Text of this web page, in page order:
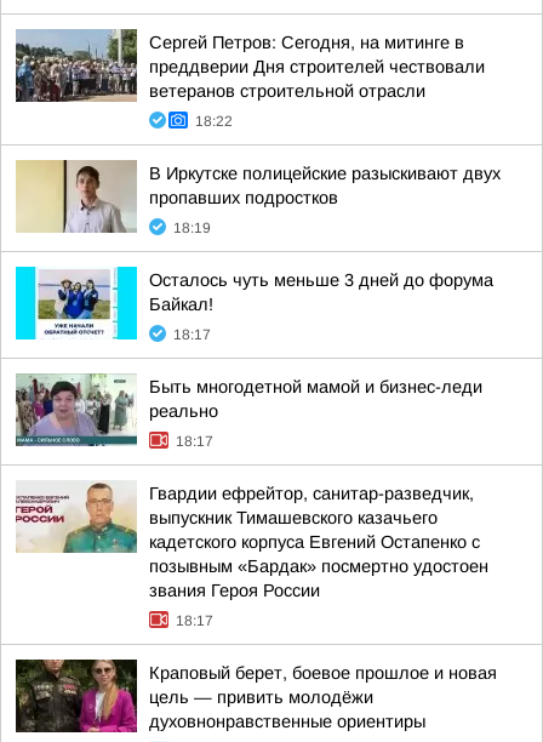
Сергей Петров: Сегодня, на митинге в
преддверии Дня строителей чествовали
ветеранов строительной отрасли
18:22
В Иркутске полицейские разыскивают двух
пропавших подростков
18:19
Осталось чуть меньше 3 дней до форума
Байкал!
18:17
Быть многодетной мамой и бизнес-леди
реально
18:17
Гвардии ефрейтор, санитар-разведчик,
выпускник Тимашевского казачьего
кадетского корпуса Евгений Остапенко с
позывным «Бардак» посмертно удостоен
звания Героя России
18:17
Краповый берет, боевое прошлое и новая
цель — привить молодёжи
духовнонравственные ориентиры